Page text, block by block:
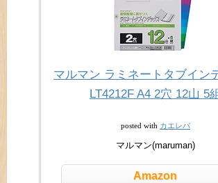
マルマン ラミネートタブイン
LT4212F A4 2穴 12山 5
posted with カエレバ
マルマン(maruman)
Amazon